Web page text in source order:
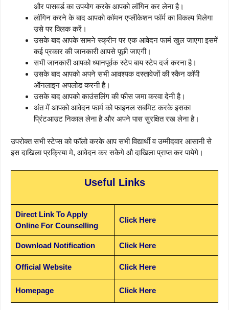
और पासवर्ड का उपयोग करके आपको लॉगिन कर लेना है।
लॉगिन करने के बाद आपको कॉमन एप्लीकेशन फॉर्म का विकल्प मिलेगा
उसे पर क्लिक करें।
उसके बाद आपके सामने स्क्रीन पर एक आवेदन फार्म खुल जाएगा इसमें
कई प्रकार की जानकारी आपसे पूछी जाएगी।
सभी जानकारी आपको ध्यानपूर्वक स्टेप बाय स्टेप दर्ज करना है।
उसके बाद आपको अपने सभी आवश्यक दस्तावेजों की स्कैन कॉपी
ऑनलाइन अपलोड करनी है।
उसके बाद आपको काउंसलिंग की फीस जमा करवा देनी है।
अंत में आपको आवेदन फार्म को फाइनल सबमिट करके इसका
प्रिंटआउट निकाल लेना है और अपने पास सुरक्षित रख लेना है।
उपरोक्त सभी स्टेप्स को फॉलो करके आप सभी विद्यार्थी व उम्मीदवार आसानी से
इस दाखिला प्रक्रिया मे, आवेदन कर सकेेगे औ दाखिला प्राप्त कर पायेगे।
Useful Links
Direct Link To Apply
Online For Counselling
Click Here
Download Notification Click Here
Official Website Click Here
Homepage Click Here